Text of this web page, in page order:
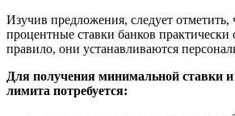
Изучив предложения, следует
процентные ставки банков
правило, они устанавливаются
Для получения минимальной ставки
лимита потребуется: